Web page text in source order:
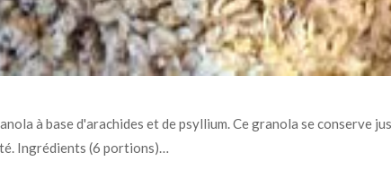
à base d'arachides et de psyllium. Ce granola se conserve
Ingrédients (6 portions)…